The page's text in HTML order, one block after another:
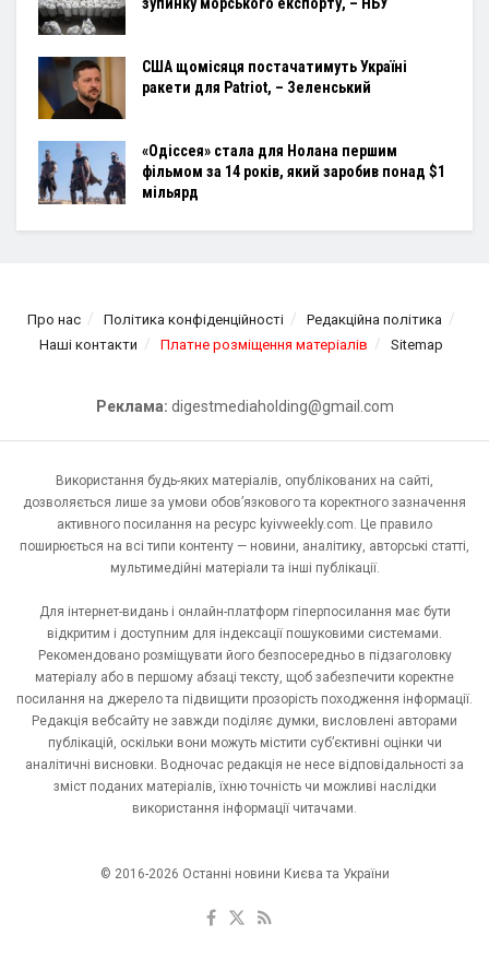
США щомісяця постачатимуть Україні
ракети для Patriot, – Зеленський
«Одіссея» стала для Нолана першим
фільмом за 14 років, який заробив понад $1
мільярд
Про нас Політика конфіденційності
Редакційна політика
Наші контакти
Платне розміщення матеріалів Sitemap
Реклама: digestmediaholding@gmail.com
Використання будь-яких матеріалів, опублікованих на сайті,
дозволяється лише за умови обов’язкового та коректного зазначення
активного посилання на ресурс kyivweekly.com. Це правило
поширюється на всі типи контенту — новини, аналітику, авторські статті,
мультимедійні матеріали та інші публікації.
Для інтернет-видань і онлайн-платформ гіперпосилання має бути
відкритим і доступним для індексації пошуковими системами.
Рекомендовано розміщувати його безпосередньо в підзаголовку
матеріалу або в першому абзаці тексту, щоб забезпечити коректне
посилання на джерело та підвищити прозорість походження інформації.
Редакція вебсайту не завжди поділяє думки, висловлені авторами
публікацій, оскільки вони можуть містити суб’єктивні оцінки чи
аналітичні висновки. Водночас редакція не несе відповідальності за
зміст поданих матеріалів, їхню точність чи можливі наслідки
використання інформації читачами.
© 2016-2026 Останні новини Києва та України